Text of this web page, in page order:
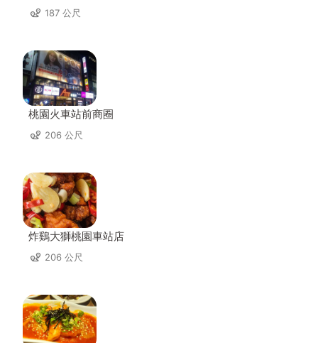
187 公尺
桃園火車站前商圈
206 公尺
炸鷄大獅桃園車站店
206 公尺